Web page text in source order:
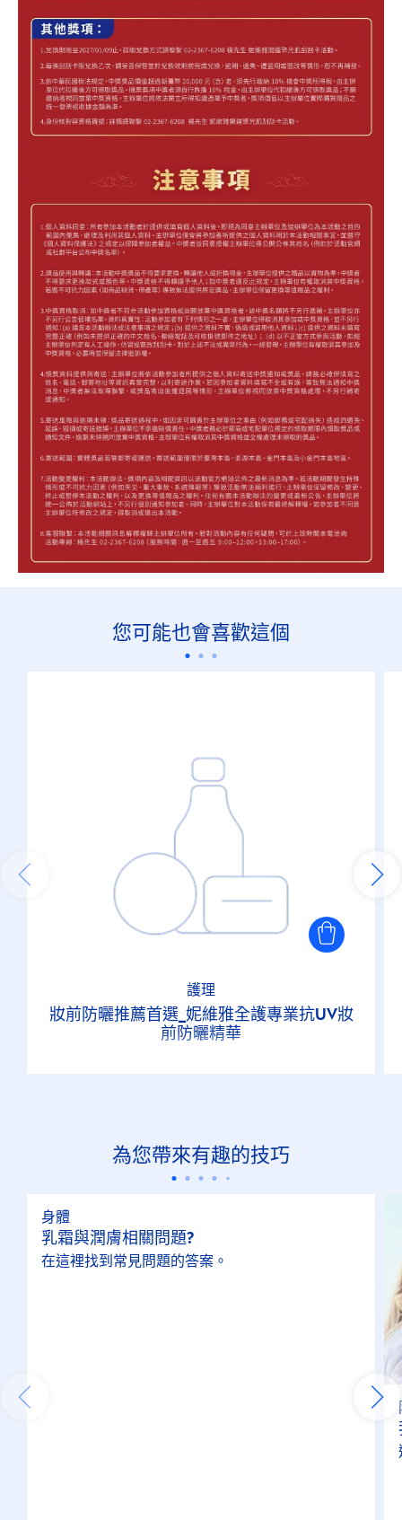
您可能也會喜歡這個
護理
妝前防曬推薦首選_妮維雅全護專業抗UV妝
前防曬精華
為您帶來有趣的技巧
身體
乳霜與潤膚相關問題?
在這裡找到常見問題的答案。